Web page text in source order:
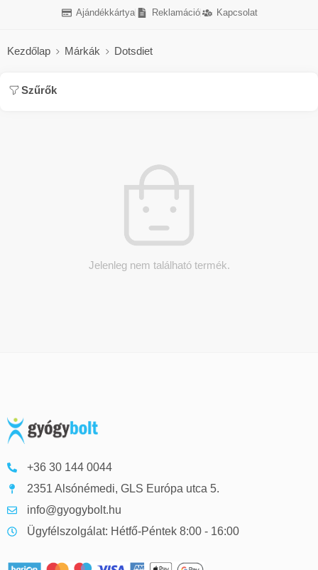
Ajándékkártya Reklamáció Kapcsolat
Kezdőlap Márkák Dotsdiet
Szűrők
Jelenleg nem található termék.
+36 30 144 0044
2351 Alsónémedi, GLS Európa utca 5.
info@gyogybolt.hu
Ügyfélszolgálat: Hétfő-Péntek 8:00 - 16:00